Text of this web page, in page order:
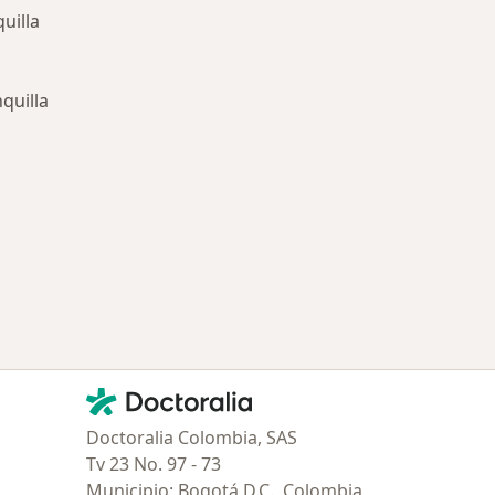
Contacto
Doctoralia - Página de inicio
Doctoralia Colombia, SAS
Tv 23 No. 97 - 73